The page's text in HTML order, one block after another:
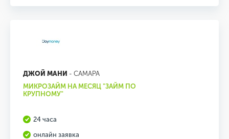
ДЖОЙ МАНИ - САМАРА
МИКРОЗАЙМ НА МЕСЯЦ "ЗАЙМ ПО
КРУПНОМУ"
24 часа
онлайн заявка